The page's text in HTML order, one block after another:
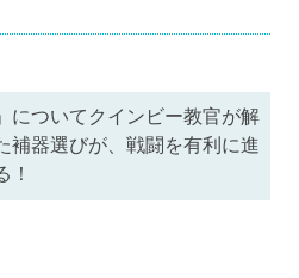
についてクインビー教官が解
補器選びが、戦闘を有利に進
！